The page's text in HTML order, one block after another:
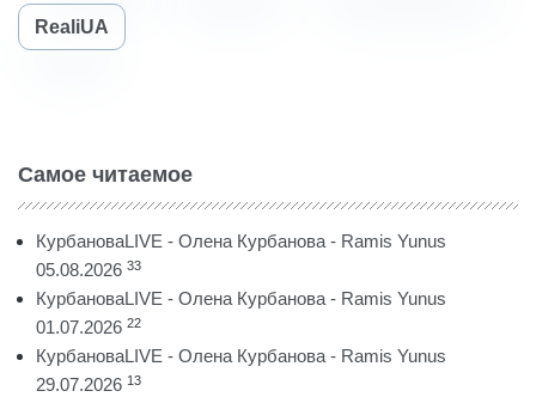
RealiUA
Самое читаемое
КурбановаLIVE - Олена Курбанова - Ramis Yunus
05.08.2026 33
КурбановаLIVE - Олена Курбанова - Ramis Yunus
01.07.2026 22
КурбановаLIVE - Олена Курбанова - Ramis Yunus
29.07.2026 13